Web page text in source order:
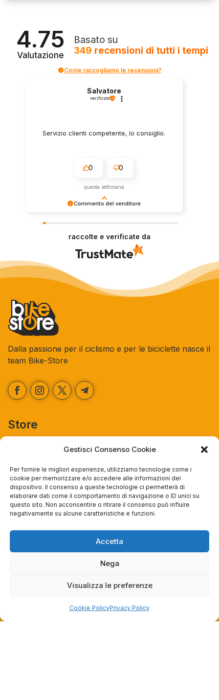
Gestisci Consenso Cookie
Per fornire le migliori esperienze, utilizziamo tecnologie come i
cookie per memorizzare e/o accedere alle informazioni del
dispositivo. Il consenso a queste tecnologie ci permetterà di
elaborare dati come il comportamento di navigazione o ID unici su
questo sito. Non acconsentire o ritirare il consenso può influire
negativamente su alcune caratteristiche e funzioni.
Accetta
Nega
Visualizza le preferenze
Cookie PolicyPrivacy Policy
4.75
Valutazione
Basato su
349 recensioni di tutti i tempi
Come raccogliamo le recensioni?
Commento del venditore
fornire il servizio giusto a clienti così fantastici.
Salvatore
verificato
Servizio clienti competente, lo consiglio.
0 0
questa settimana
raccolte e verificate da
Dalla passione per il ciclismo e per le biciclette nasce il
team Bike-Store
Store
+39 06 7932 0130
info@bike-store.it
WhatsApp